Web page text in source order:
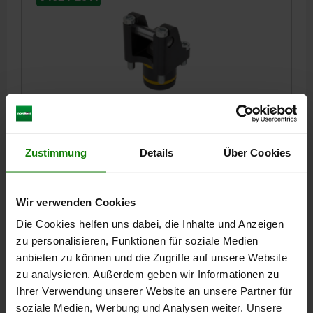
Zustimmung Details Über Cookies
Wir verwenden Cookies
Die Cookies helfen uns dabei, die Inhalte und Anzeigen
zu personalisieren, Funktionen für soziale Medien
anbieten zu können und die Zugriffe auf unsere Website
zu analysieren. Außerdem geben wir Informationen zu
Ihrer Verwendung unserer Website an unsere Partner für
soziale Medien, Werbung und Analysen weiter. Unsere
DREHHEBELSPANNER HYDRAULISCH, FORM:A DOWI
FORM=A KOLBEN- DURCHMESSER=25
ANSCHLUSSART=GEBOHRTE KANÄLE
D1=36
G=M8 G1=M8X12 H=31,25 H1=37
H2=43,75
H4=38 H5=20 H6=15 H7=33 L=49
L1=35,5
L2=6,75
L3=14,75 L4=11 L5=15,63
R=18,7
KOLBENKRAFT BEI 100 BAR (KN)=6,15
KOLBENKRAFT BEI 400 BAR (KN)=24,6
VOLUMEN (CM³)=8,82
WIRKSAME KOLBENFLÄCHE (CM²)=6,15